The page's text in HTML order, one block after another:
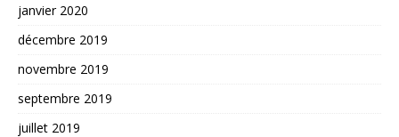
janvier 2020
décembre 2019
novembre 2019
septembre 2019
juillet 2019